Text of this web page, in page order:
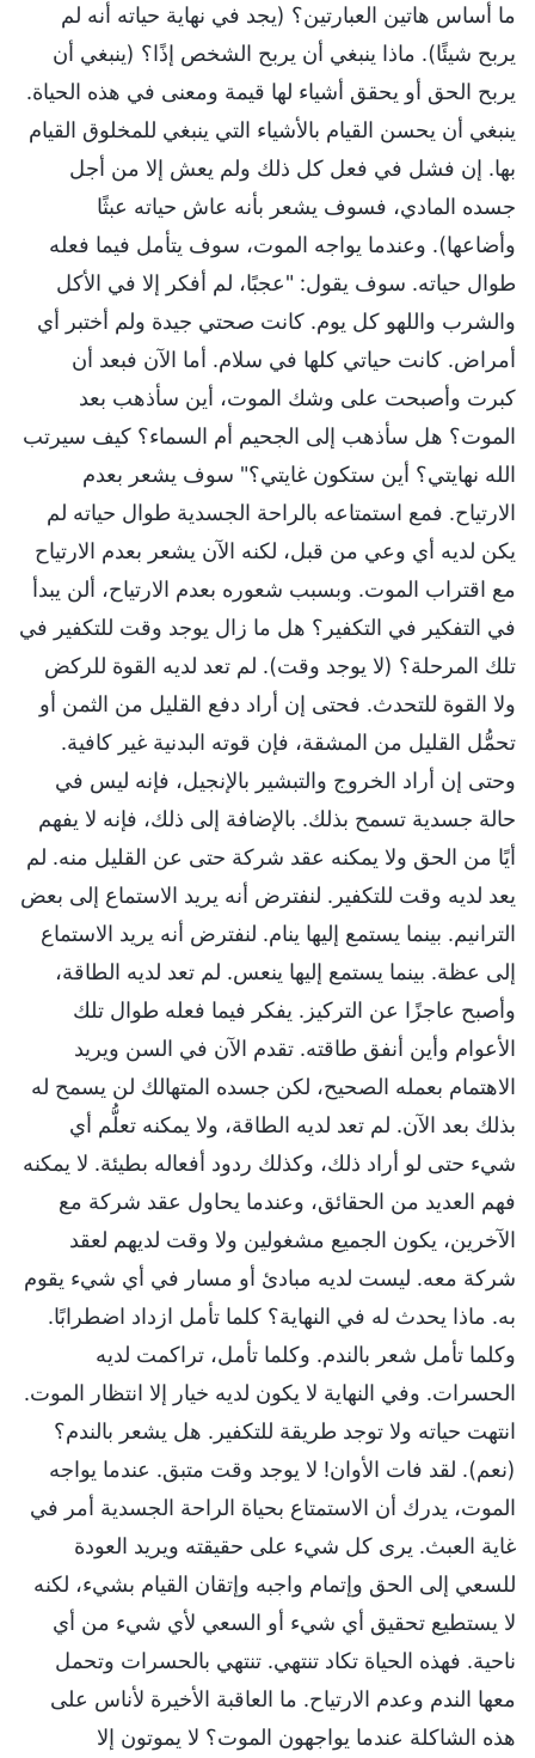
ما أساس هاتين العبارتين؟ (يجد في نهاية حياته أنه لم
يربح شيئًا). ماذا ينبغي أن يربح الشخص إذًا؟ (ينبغي أن
يربح الحق أو يحقق أشياء لها قيمة ومعنى في هذه الحياة.
ينبغي أن يحسن القيام بالأشياء التي ينبغي للمخلوق القيام
بها. إن فشل في فعل كل ذلك ولم يعش إلا من أجل
جسده المادي، فسوف يشعر بأنه عاش حياته عبثًا
وأضاعها). وعندما يواجه الموت، سوف يتأمل فيما فعله
طوال حياته. سوف يقول: "عجبًا، لم أفكر إلا في الأكل
والشرب واللهو كل يوم. كانت صحتي جيدة ولم أختبر أي
أمراض. كانت حياتي كلها في سلام. أما الآن فبعد أن
كبرت وأصبحت على وشك الموت، أين سأذهب بعد
الموت؟ هل سأذهب إلى الجحيم أم السماء؟ كيف سيرتب
الله نهايتي؟ أين ستكون غايتي؟" سوف يشعر بعدم
الارتياح. فمع استمتاعه بالراحة الجسدية طوال حياته لم
يكن لديه أي وعي من قبل، لكنه الآن يشعر بعدم الارتياح
مع اقتراب الموت. وبسبب شعوره بعدم الارتياح، ألن يبدأ
في التفكير في التكفير؟ هل ما زال يوجد وقت للتكفير في
تلك المرحلة؟ (لا يوجد وقت). لم تعد لديه القوة للركض
ولا القوة للتحدث. فحتى إن أراد دفع القليل من الثمن أو
تحمُّل القليل من المشقة، فإن قوته البدنية غير كافية.
وحتى إن أراد الخروج والتبشير بالإنجيل، فإنه ليس في
حالة جسدية تسمح بذلك. بالإضافة إلى ذلك، فإنه لا يفهم
أيًا من الحق ولا يمكنه عقد شركة حتى عن القليل منه. لم
يعد لديه وقت للتكفير. لنفترض أنه يريد الاستماع إلى بعض
الترانيم. بينما يستمع إليها ينام. لنفترض أنه يريد الاستماع
إلى عظة. بينما يستمع إليها ينعس. لم تعد لديه الطاقة،
وأصبح عاجزًا عن التركيز. يفكر فيما فعله طوال تلك
الأعوام وأين أنفق طاقته. تقدم الآن في السن ويريد
الاهتمام بعمله الصحيح، لكن جسده المتهالك لن يسمح له
بذلك بعد الآن. لم تعد لديه الطاقة، ولا يمكنه تعلُّم أي
شيء حتى لو أراد ذلك، وكذلك ردود أفعاله بطيئة. لا يمكنه
فهم العديد من الحقائق، وعندما يحاول عقد شركة مع
الآخرين، يكون الجميع مشغولين ولا وقت لديهم لعقد
شركة معه. ليست لديه مبادئ أو مسار في أي شيء يقوم
به. ماذا يحدث له في النهاية؟ كلما تأمل ازداد اضطرابًا.
وكلما تأمل شعر بالندم. وكلما تأمل، تراكمت لديه
الحسرات. وفي النهاية لا يكون لديه خيار إلا انتظار الموت.
انتهت حياته ولا توجد طريقة للتكفير. هل يشعر بالندم؟
(نعم). لقد فات الأوان! لا يوجد وقت متبق. عندما يواجه
الموت، يدرك أن الاستمتاع بحياة الراحة الجسدية أمر في
غاية العبث. يرى كل شيء على حقيقته ويريد العودة
للسعي إلى الحق وإتمام واجبه وإتقان القيام بشيء، لكنه
لا يستطيع تحقيق أي شيء أو السعي لأي شيء من أي
ناحية. فهذه الحياة تكاد تنتهي. تنتهي بالحسرات وتحمل
معها الندم وعدم الارتياح. ما العاقبة الأخيرة لأناس على
هذه الشاكلة عندما يواجهون الموت؟ لا يموتون إلا